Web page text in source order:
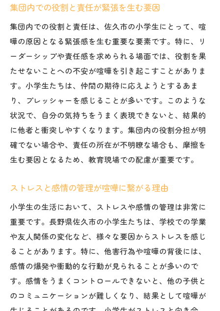
教師と生徒の信頼関係構築がもたらす効果
他害行為の兆候を早期に発見するための取
り組み
小学生の喧嘩から見える集団内でのコミュニケ
ーションの課題
喧嘩が示す集団内コミュニケーションの不
足
誤解を生む原因とその解消法
集団内のリーダーシップと喧嘩の関連性
コミュニケーションスキル向上のための教
友達関係における情報共有の重要性
集団での協力性を高めるための活動
より良い小学生のコミュニケーションを実現す
るための提案
小学生向けコミュニケーションワークショ
ップの提案
親子でのコミュニケーションの質を高める
方法
集団内での役割と責任が緊張を生む要因
集団内での役割と責任は、佐久市の小学生にとって、喧
嘩の原因となる緊張感を生む重要な要素です。特に、リ
ーダーシップや責任感を求められる場面では、役割を果
たせないことへの不安が喧嘩を引き起こすことがありま
す。小学生たちは、仲間の期待に応えようとするあま
り、プレッシャーを感じることが多いです。このような
状況で、自分の気持ちをうまく表現できないと、結果的
に他者と衝突しやすくなります。集団内の役割分担が明
確でない場合や、責任の所在が不明瞭な場合も、摩擦を
生む要因となるため、教育現場での配慮が重要です。
ストレスと感情の管理が喧嘩に繋がる理由
小学生の生活において、ストレスや感情の管理は非常に
重要です。長野県佐久市の小学生たちは、学校での学業
や友人関係の変化など、様々な要因からストレスを感じ
ることがあります。特に、他害行為や喧嘩の背後には、
感情の爆発や衝動的な行動が見られることが多いので
す。感情をうまくコントロールできないと、他の子供と
のコミュニケーションが難しくなり、結果として喧嘩が